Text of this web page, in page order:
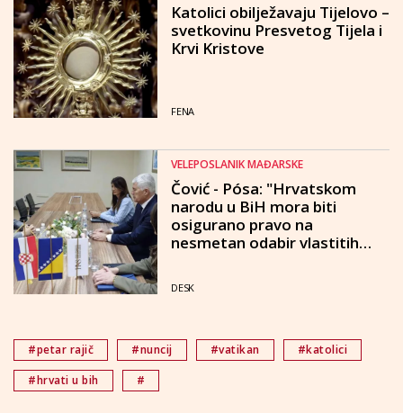
Katolici obilježavaju Tijelovo –
svetkovinu Presvetog Tijela i
Krvi Kristove
FENA
VELEPOSLANIK MAĐARSKE
Čović - Pósa: "Hrvatskom
narodu u BiH mora biti
osigurano pravo na
nesmetan odabir vlastitih
DESK
#petar rajič #nuncij #vatikan
#katolici
#hrvati u bih
#